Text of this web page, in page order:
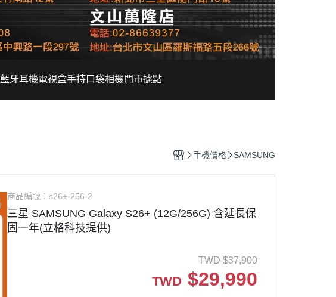
藍牙耳機電視盒手持口袋相機門市據點
手機價格 SAMSUNG
商品編號：s26+-256-2
三星 SAMSUNG Galaxy S26+ (12G/256G) 含延長保
固一年(立格科技提供)
TWD $37,900
TWD $29,990